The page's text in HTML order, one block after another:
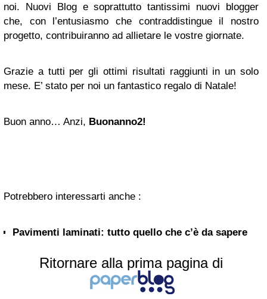
noi. Nuovi Blog e soprattutto tantissimi nuovi blogger
che, con l’entusiasmo che contraddistingue il nostro
progetto, contribuiranno ad allietare le vostre giornate.
Grazie a tutti per gli ottimi risultati raggiunti in un solo
mese. E’ stato per noi un fantastico regalo di Natale!
Buon anno… Anzi, Buonanno2!
Potrebbero interessarti anche :
Pavimenti laminati: tutto quello che c’è da sapere
Ritornare alla prima pagina di